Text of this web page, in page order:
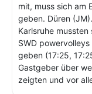
mit, muss sich am
geben. Düren
Karlsruhe
SWD
geben (17:25,
Gastgeber über
zeigten und vor